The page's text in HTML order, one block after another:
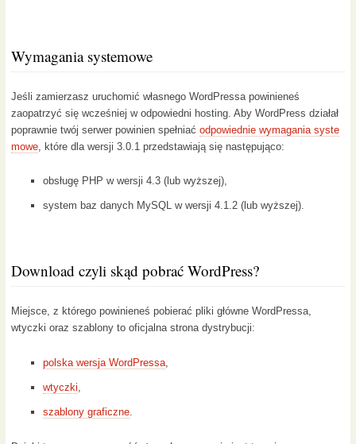
Wymagania systemowe
Jeśli zamierzasz uruchomić własnego WordPressa powinieneś
zaopatrzyć się wcześniej w odpowiedni hosting. Aby WordPress działał
poprawnie twój serwer powinien spełniać odpowiednie wymagania syste
mowe , które dla wersji 3.0.1 przedstawiają się następująco:
obsługę PHP w wersji 4.3 (lub wyższej),
system baz danych MySQL w wersji 4.1.2 (lub wyższej).
Download czyli skąd pobrać WordPress?
Miejsce, z którego powinieneś pobierać pliki główne WordPressa,
wtyczki oraz szablony to oficjalna strona dystrybucji:
polska wersja WordPressa,
wtyczki,
szablony graficzne.